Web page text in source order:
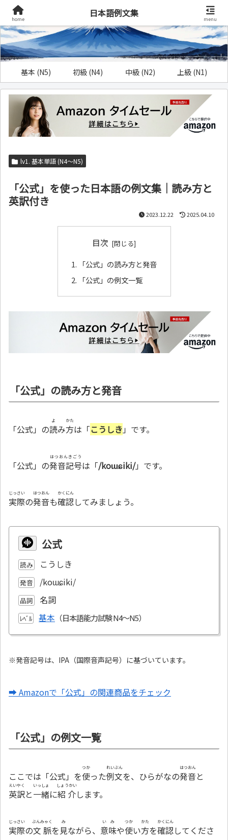
基本 (N5) 初級 (N4) 中級 (N2) 上級 (N1)
lv1. 基本単語 (N4～N5)
「公式」を使った日本語の例文集｜読み方と
英訳付き
2023.12.22 2025.04.10
目次
「公式」の読み方と発音
「公式」の例文一覧
「公式」の読み方と発音
「公式」の読
よ
み方
かた
は「こうしき 」です。
「公式」の発音記号
はつおんきごう
は「/koɯɕiki/」です。
実際
じっさい
の発音
はつおん
も確認
かくにん
してみましょう。
公式
読み こうしき
発音 /koɯɕiki/
品詞 名詞
ﾚﾍﾞﾙ 基本
※発音記号は、IPA（国際音声記号）に基づいています。
➡ Amazonで「公式」の関連商品をチェック
「公式」の例文一覧
ここでは「公式」を使
つか
った例文
れいぶん
を、ひらがなの発音
はつおん
と
英訳
えいやく
と一緒
いっしょ
に紹介
しょうかい
します。
実際
じっさい
の文脈
ぶんみゃく
を見
み
ながら、 意味
いみ
や使
つか
い方
かた
を確認
かくにん
してくださ
home
日本語例文集
menu